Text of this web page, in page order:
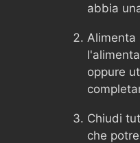
abbia
Alimenta
oppure
Chiudi
che